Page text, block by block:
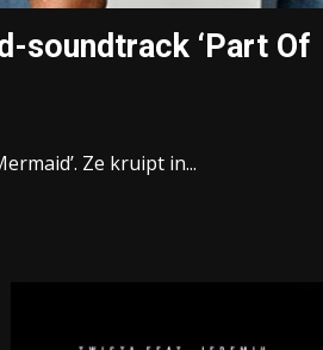
soundtrack ‘Part Of
Ze kruipt in...